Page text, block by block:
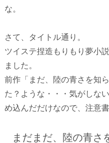
な。
さて、タイトル通り。
ツイステ捏造もりもり夢小
ました。
前作「まだ、陸の青さを知
た？ような・・・気がしな
め込んだだけなので、注意
まだまだ、陸の青さ